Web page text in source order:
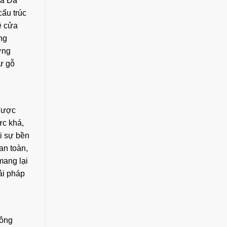
trúc
cửa
gỗ
khá,
sự bền
toàn,
lại
pháp